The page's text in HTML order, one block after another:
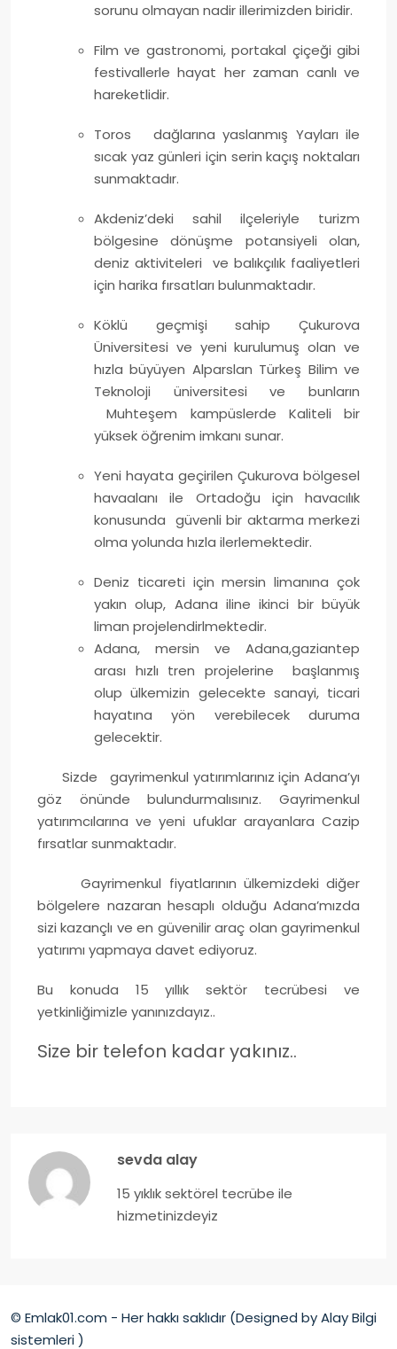
sorunu olmayan nadir illerimizden biridir.
Film ve gastronomi, portakal çiçeği gibi
festivallerle hayat her zaman canlı ve
hareketlidir.
Toros dağlarına yaslanmış Yayları ile
sıcak yaz günleri için serin kaçış noktaları
sunmaktadır.
Akdeniz’deki sahil ilçeleriyle turizm
bölgesine dönüşme potansiyeli olan,
deniz aktiviteleri ve balıkçılık faaliyetleri
için harika fırsatları bulunmaktadır.
Köklü geçmişi sahip Çukurova
Üniversitesi ve yeni kurulumuş olan ve
hızla büyüyen Alparslan Türkeş Bilim ve
Teknoloji üniversitesi ve bunların
Muhteşem kampüslerde Kaliteli bir
yüksek öğrenim imkanı sunar.
Yeni hayata geçirilen Çukurova bölgesel
havaalanı ile Ortadoğu için havacılık
konusunda güvenli bir aktarma merkezi
olma yolunda hızla ilerlemektedir.
Deniz ticareti için mersin limanına çok
yakın olup, Adana iline ikinci bir büyük
liman projelendirlmektedir.
Adana, mersin ve Adana,gaziantep
arası hızlı tren projelerine başlanmış
olup ülkemizin gelecekte sanayi, ticari
hayatına yön verebilecek duruma
gelecektir.
Sizde gayrimenkul yatırımlarınız için Adana’yı
göz önünde bulundurmalısınız. Gayrimenkul
yatırımcılarına ve yeni ufuklar arayanlara Cazip
fırsatlar sunmaktadır.
Gayrimenkul fiyatlarının ülkemizdeki diğer
bölgelere nazaran hesaplı olduğu Adana’mızda
sizi kazançlı ve en güvenilir araç olan gayrimenkul
yatırımı yapmaya davet ediyoruz.
Bu konuda 15 yıllık sektör tecrübesi ve
yetkinliğimizle yanınızdayız..
Size bir telefon kadar yakınız..
sevda alay
15 yıklık sektörel tecrübe ile
hizmetinizdeyiz
© Emlak01.com - Her hakkı saklıdır (Designed by Alay Bilgi
sistemleri )